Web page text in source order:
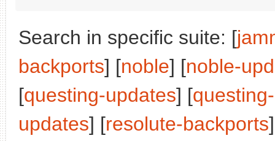
Search in specific suite: [
backports] [noble] [noble-
[questing-updates] [
updates] [resolute-backports